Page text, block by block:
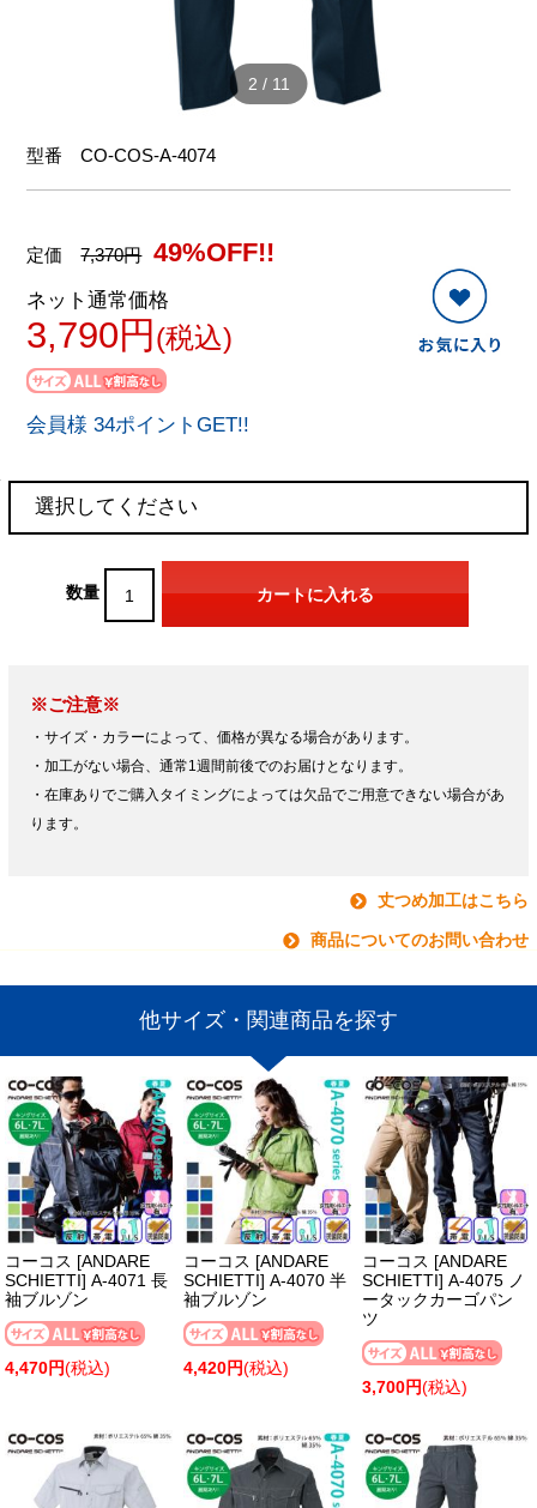
2 / 11
型番CO-COS-A-4074
定価7,370円 49%OFF!!
ネット通常価格
3,790円 (税込)
会員様 34ポイントGET!!
数量
※ご注意※
・サイズ・カラーによって、価格が異なる場合があります。
・加工がない場合、通常1週間前後でのお届けとなります。
・在庫ありでご購入タイミングによっては欠品でご用意できない場合があ
ります。
丈つめ加工はこちら
商品についてのお問い合わせ
他サイズ・関連商品を探す
コーコス [ANDARE
SCHIETTI] A-4071 長
袖ブルゾン
4,470円(税込)
コーコス [ANDARE
SCHIETTI] A-4070 半
袖ブルゾン
4,420円(税込)
コーコス [ANDARE
SCHIETTI] A-4075 ノ
ータックカーゴパン
ツ
3,700円(税込)